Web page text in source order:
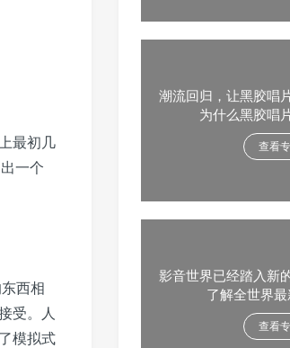
最初几
一个
西相
受。人
模拟式
潮流回归，让黑胶唱
为什么黑胶唱
查看
影音世界已经踏入新
了解全世界
查看